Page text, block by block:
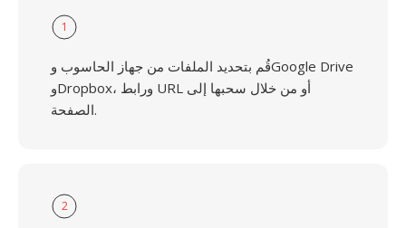
1
قُم بتحديد الملفات من جهاز الحاسوب وGoogle Drive
وDropbox، ورابط URL أو من خلال سحبها إلى
الصفحة.
2